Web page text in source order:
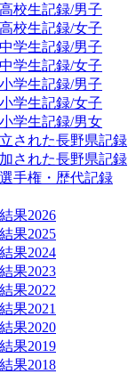
校生記録/男子
校生記録/女子
学生記録/男子
学生記録/女子
学生記録/男子
学生記録/女子
学生記録/男女
された長野県記録
された長野県記録
手権・歴代記録
果2026
果2025
果2024
果2023
果2022
果2021
果2020
果2019
果2018